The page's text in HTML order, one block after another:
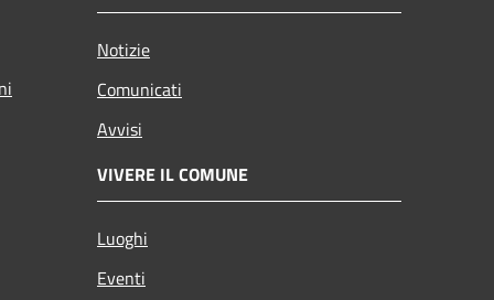
Notizie
Comunicati
Avvisi
VIVERE IL COMUNE
Luoghi
Eventi